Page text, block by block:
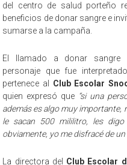
del centro de salud porteño
beneficios de donar sangre e
sumarse a la campaña.
El llamado a donar sangre
personaje que fue
pertenece al Club Escolar
quien expresó que “si una
además es algo muy
le sacan 500 mililitro, les
obviamente, yo me disfracé de un
La directora del Club Escolar